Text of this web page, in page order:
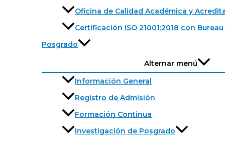
Oficina de Calidad Académica y
Certificación ISO 21001:2018 con
Posgrado
Alternar menú
Información General
Registro de Admisión
Formación Continua
Investigación de Posgrado